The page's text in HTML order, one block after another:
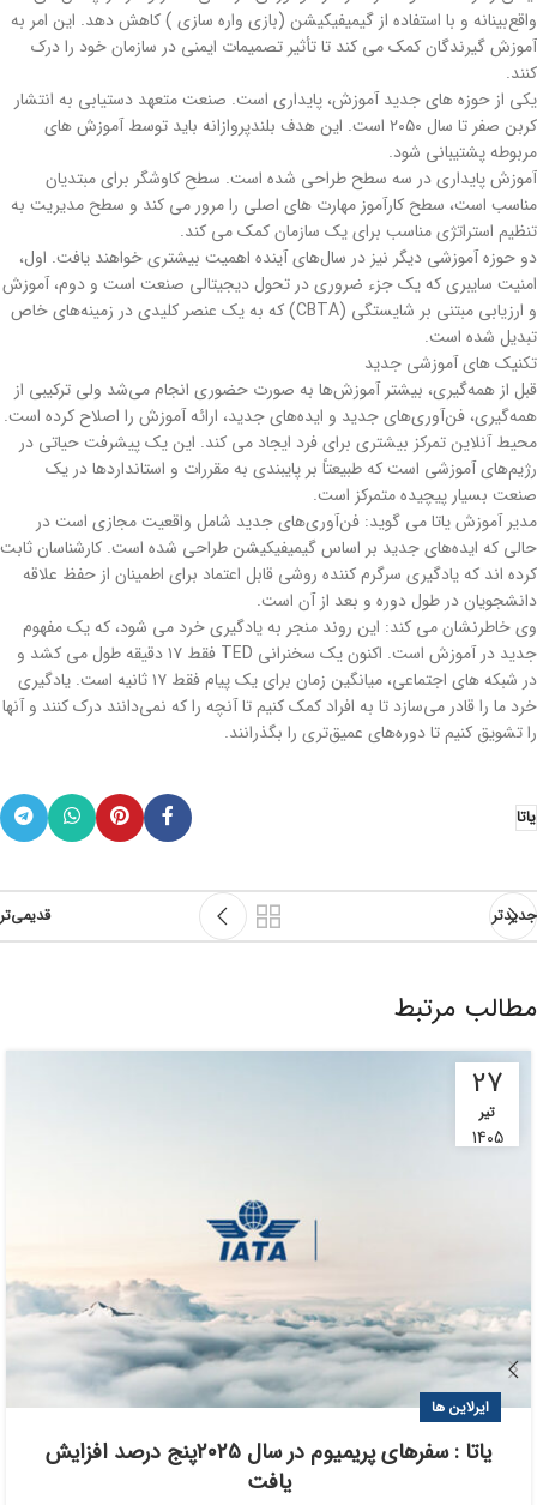
واقع‌بینانه و با استفاده از گیمیفیکیشن (‌بازی واره سازی ) کاهش دهد. این امر به
آموزش گیرندگان کمک می کند تا تأثیر تصمیمات ایمنی در سازمان خود را درک
کنند.
یکی از حوزه های جدید آموزش، پایداری است. صنعت متعهد دستیابی به انتشار
کربن صفر تا سال ۲۰۵۰ است. این هدف بلندپروازانه باید توسط آموزش های
مربوطه پشتیبانی شود.
آموزش پایداری در سه سطح طراحی شده است. سطح کاوشگر برای مبتدیان
مناسب است، سطح کارآموز مهارت های اصلی را مرور می کند و سطح مدیریت به
تنظیم استراتژی مناسب برای یک سازمان کمک می کند.
دو حوزه آموزشی دیگر نیز در سال‌های آینده اهمیت بیشتری خواهند یافت. اول،
امنیت سایبری که یک جزء ضروری در تحول دیجیتالی صنعت است و دوم، آموزش
و ارزیابی مبتنی بر شایستگی (CBTA) که به یک عنصر کلیدی در زمینه‌های خاص
تبدیل شده است.
تکنیک های آموزشی جدید
قبل از همه‌گیری، بیشتر آموزش‌ها به صورت حضوری انجام می‌شد ولی ترکیبی از
همه‌گیری، فن‌آوری‌های جدید و ایده‌های جدید، ارائه آموزش را اصلاح کرده است.
محیط آنلاین تمرکز بیشتری برای فرد ایجاد می کند. این یک پیشرفت حیاتی در
رژیم‌های آموزشی است که طبیعتاً بر پایبندی به مقررات و استانداردها در یک
صنعت بسیار پیچیده متمرکز است.
مدیر آموزش یاتا می گوید: فن‌آوری‌های جدید شامل واقعیت مجازی است در
حالی که ایده‌های جدید بر اساس گیمیفیکیشن طراحی شده است. کارشناسان ثابت
کرده اند که یادگیری سرگرم کننده روشی قابل اعتماد برای اطمینان از حفظ علاقه
دانشجویان در طول دوره و بعد از آن است.
وی خاطرنشان می کند: این روند منجر به یادگیری خرد می شود، که یک مفهوم
جدید در آموزش است. اکنون یک سخنرانی TED فقط ۱۷ دقیقه طول می کشد و
در شبکه های اجتماعی، میانگین زمان برای یک پیام فقط ۱۷ ثانیه است. یادگیری
خرد ما را قادر می‌سازد تا به افراد کمک کنیم تا آنچه را که نمی‌دانند درک کنند و آنها
را تشویق کنیم تا دوره‌های عمیق‌تری را بگذرانند.
یاتا
جدیدتر قدیمی‌تر
مطالب مرتبط
27
تیر
1405
ایرلاین ها
یاتا : سفرهای پریمیوم در سال ۲۰۲۵پنج درصد افزایش
یافت